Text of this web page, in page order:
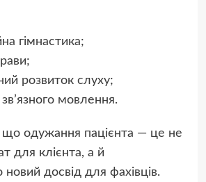
гімнастика;
розвиток слуху;
мовлення.
що одужання пацієнта — це не
для клієнта, а й
досвід для фахівців.